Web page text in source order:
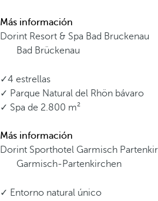
Más información
Dorint Resort & Spa Bad Bruckenau
Bad Brückenau
✓4 estrellas
✓ Parque Natural del Rhön bávaro
✓ Spa de 2.800 m²
Más información
Dorint Sporthotel Garmisch
Garmisch-Partenkirchen
✓ Entorno natural único